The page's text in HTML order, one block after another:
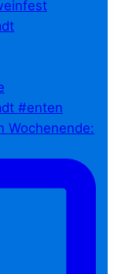
Wochenende: